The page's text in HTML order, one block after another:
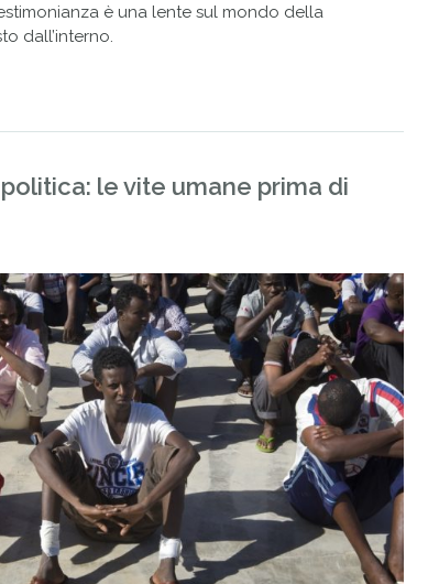
è una lente sul mondo della
dall’interno.
le vite umane prima di